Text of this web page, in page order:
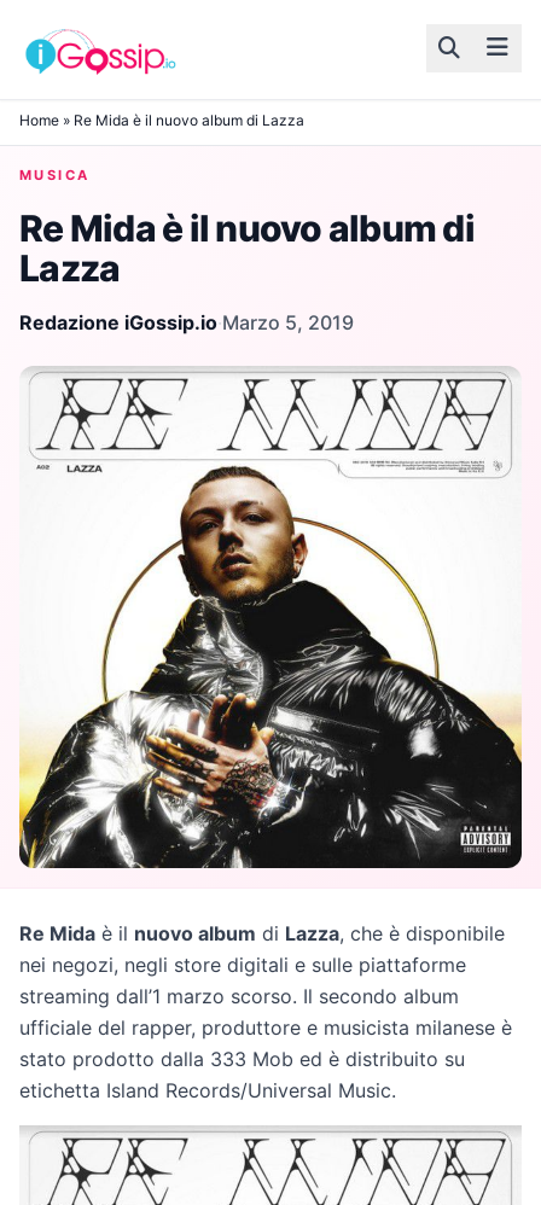
Skip to content
Home » Re Mida è il nuovo album di Lazza
MUSICA
Re Mida è il nuovo album di
Lazza
Redazione iGossip.io·Marzo 5, 2019
Re Mida è il nuovo album di Lazza, che è disponibile
nei negozi, negli store digitali e sulle piattaforme
streaming dall’1 marzo scorso. Il secondo album
ufficiale del rapper, produttore e musicista milanese è
stato prodotto dalla 333 Mob ed è distribuito su
etichetta Island Records/Universal Music.